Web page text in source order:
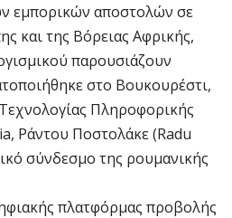
εμπορικών αποστολών σε
και της Βόρειας Αφρικής,
παρουσιάζουν
στο Βουκουρέστι,
Πληροφορικής
Ράντου Ποστολάκε (Radu
σύνδεσμο της ρουμανικής
πλατφόρμας προβολής